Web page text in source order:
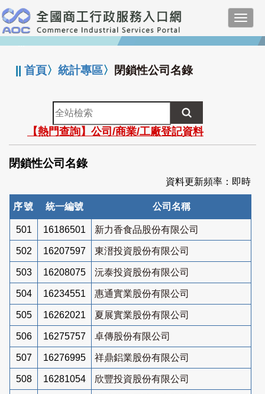
跳
到
主
要
:::
||首頁〉統計專區〉 閉鎖性公司名錄
全
站
檢
索
【熱門查詢】公司/商業/工廠登記資料
閉鎖性公司名錄
資料更新頻率：即時
序號 統一編號 公司名稱
501 16186501 新力香食品股份有限公司
502 16207597 東溍投資股份有限公司
503 16208075 沅泰投資股份有限公司
504 16234551 惠通實業股份有限公司
505 16262021 夏展實業股份有限公司
506 16275757 卓傳股份有限公司
507 16276995 祥鼎鋁業股份有限公司
508 16281054 欣豐投資股份有限公司